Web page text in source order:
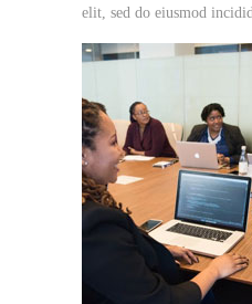
elit, sed do eiusmod